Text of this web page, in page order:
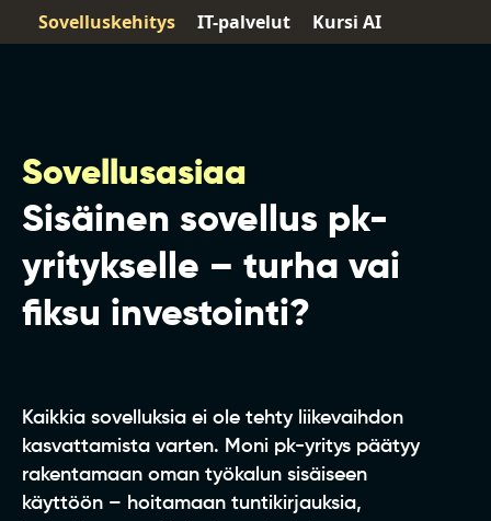
Sovelluskehitys IT-palvelut Kursi AI
Sovellusasiaa
Sisäinen sovellus pk-
yritykselle – turha vai
fiksu investointi?
Kaikkia sovelluksia ei ole tehty liikevaihdon
kasvattamista varten. Moni pk-yritys päätyy
rakentamaan oman työkalun sisäiseen
käyttöön – hoitamaan tuntikirjauksia,